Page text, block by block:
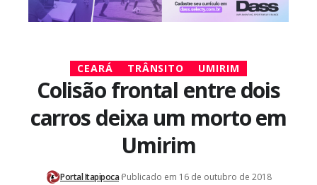
CEARÁ TRÂNSITO UMIRIM
Colisão frontal entre dois
carros deixa um morto em
Umirim
Portal Itapipoca Publicado em 16 de outubro de 2018